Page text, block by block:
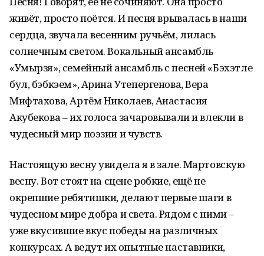
живёт, просто поётся. И песня врывалась в наши
сердца, звучала весенним ручьём, лилась
солнечным светом. Вокальный ансамбль
«Умырзя», семейный ансамбль с песней «Бэхэтле
бул, бэбкэем», Арина Утепергенова, Вера
Мифтахова, Артём Николаев, Анастасия
Акубекова – их голоса зачаровывали и влекли в
чудесный мир поэзии и чувств.
Настоящую весну увидела я в зале. Мартовскую
весну. Вот стоят на сцене робкие, ещё не
окрепшие ребятишки, делают первые шаги в
чудесном мире добра и света. Рядом с ними –
уже вкусившие вкус победы на различных
конкурсах. А ведут их опытные наставники,